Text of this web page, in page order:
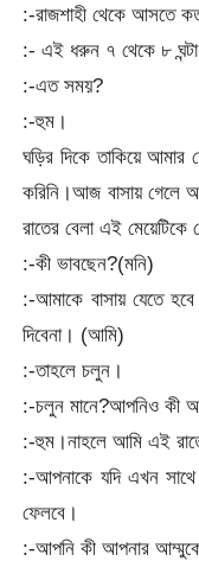
:-রাজশাহী থেকে আসতে
:- এই ধরুন ৭ থেকে ৮
:-এত সময়?
:-হুম।
ঘড়ির দিকে তাকিয়ে
করিনি।আজ বাসায় গেলে
রাতের বেলা এই মেয়েটিকে
:-কী ভাবছেন?(মনি)
:-আমাকে বাসায় যেতে
দিবেনা। (আমি)
:-তাহলে চলুন।
:-চলুন মানে?আপনিও কী
:-হুম।নাহলে আমি এই
:-আপনাকে যদি এখন সাথে
ফেলবে।
:-আপনি কী আপনার